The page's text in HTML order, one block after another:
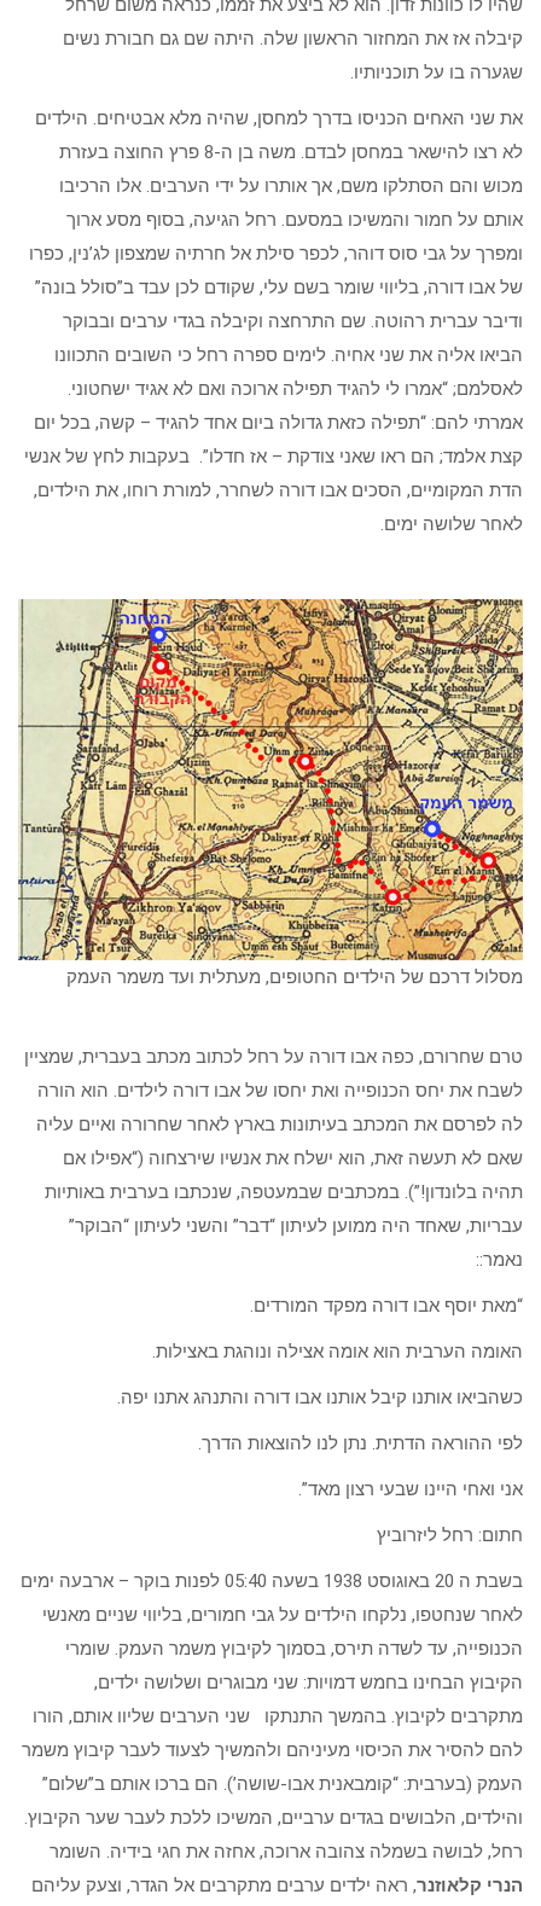
קיבלה אז את המחזור הראשון שלה. היתה שם גם חבורת נשים
שגערה בו על תוכניותיו.
את שני האחים הכניסו בדרך למחסן, שהיה מלא אבטיחים. הילדים
לא רצו להישאר במחסן לבדם. משה בן ה-8 פרץ החוצה בעזרת
מכוש והם הסתלקו משם, אך אותרו על ידי הערבים. אלו הרכיבו
אותם על חמור והמשיכו במסעם. רחל הגיעה, בסוף מסע ארוך
ומפרך על גבי סוס דוהר, לכפר סילת אל חרתיה שמצפון לג’נין, כפרו
של אבו דורה, בליווי שומר בשם עלי, שקודם לכן עבד ב”סולל בונה”
ודיבר עברית רהוטה. שם התרחצה וקיבלה בגדי ערבים ובבוקר
הביאו אליה את שני אחיה. לימים ספרה רחל כי השובים התכוונו
לאסלמם; “אמרו לי להגיד תפילה ארוכה ואם לא אגיד ישחטוני.
אמרתי להם: “תפילה כזאת גדולה ביום אחד להגיד – קשה, בכל יום
קצת אלמד; הם ראו שאני צודקת – אז חדלו”. בעקבות לחץ של אנשי
הדת המקומיים, הסכים אבו דורה לשחרר, למורת רוחו, את הילדים,
לאחר שלושה ימים.
מסלול דרכם של הילדים החטופים, מעתלית ועד משמר העמק
טרם שחרורם, כפה אבו דורה על רחל לכתוב מכתב בעברית, שמציין
לשבח את יחס הכנופייה ואת יחסו של אבו דורה לילדים. הוא הורה
לה לפרסם את המכתב בעיתונות בארץ לאחר שחרורה ואיים עליה
שאם לא תעשה זאת, הוא ישלח את אנשיו שירצחוה (“אפילו אם
תהיה בלונדון!”). במכתבים שבמעטפה, שנכתבו בערבית באותיות
עבריות, שאחד היה ממוען לעיתון “דבר” והשני לעיתון “הבוקר”
נאמר::
“מאת יוסף אבו דורה מפקד המורדים.
האומה הערבית הוא אומה אצילה ונוהגת באצילות.
כשהביאו אותנו קיבל אותנו אבו דורה והתנהג אתנו יפה.
לפי ההוראה הדתית. נתן לנו להוצאות הדרך.
אני ואחי היינו שבעי רצון מאד”.
חתום: רחל ליזרוביץ
בשבת ה 20 באוגוסט 1938 בשעה 05:40 לפנות בוקר – ארבעה ימים
לאחר שנחטפו, נלקחו הילדים על גבי חמורים, בליווי שניים מאנשי
הכנופייה, עד לשדה תירס, בסמוך לקיבוץ משמר העמק. שומרי
הקיבוץ הבחינו בחמש דמויות: שני מבוגרים ושלושה ילדים,
מתקרבים לקיבוץ. בהמשך התנתקו שני הערבים שליוו אותם, הורו
להם להסיר את הכיסוי מעיניהם ולהמשיך לצעוד לעבר קיבוץ משמר
העמק (בערבית: “קומבאנית אבו-שושה’). הם ברכו אותם ב”שלום”
והילדים, הלבושים בגדים ערביים, המשיכו ללכת לעבר שער הקיבוץ.
רחל, לבושה בשמלה צהובה ארוכה, אחזה את חגי בידיה. השומר
הנרי קלאוזנר, ראה ילדים ערבים מתקרבים אל הגדר, וצעק עליהם